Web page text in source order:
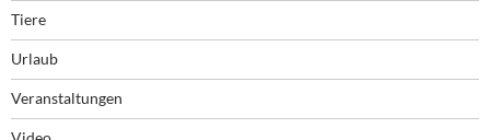
Tiere
Urlaub
Veranstaltungen